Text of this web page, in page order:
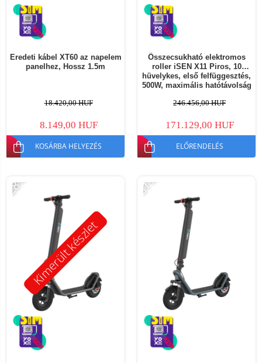
Eredeti kábel XT60 az napelem
panelhez, Hossz 1.5m
18.420,00 HUF
8.149,00 HUF
KOSÁRBA HELYEZÉS
Összecsukható elektromos
roller iSEN X11 Piros, 10
hüvelykes, első felfüggesztés,
500W, maximális hatótávolság
35km/h, levehető akkumulátor
246.456,00 HUF
171.129,00 HUF
ELŐRENDELÉS
Kimerült készlet
-28% -31%